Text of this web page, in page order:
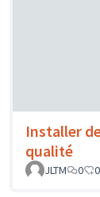
Installer
qualité
JLTM
0 0